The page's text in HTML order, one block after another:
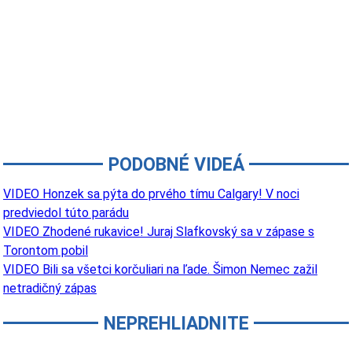
PODOBNÉ VIDEÁ
VIDEO Honzek sa pýta do prvého tímu Calgary! V noci
predviedol túto parádu
VIDEO Zhodené rukavice! Juraj Slafkovský sa v zápase s
Torontom pobil
VIDEO Bili sa všetci korčuliari na ľade. Šimon Nemec zažil
netradičný zápas
NEPREHLIADNITE